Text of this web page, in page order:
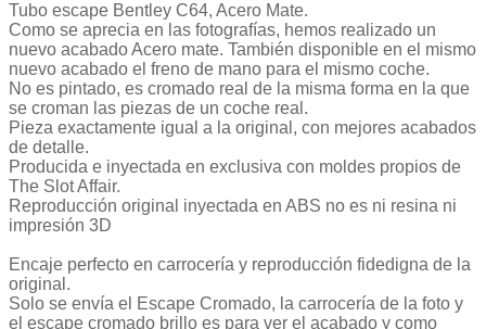
Tubo escape Bentley C64, Acero Mate.
Como se aprecia en las fotografías, hemos realizado un
nuevo acabado Acero mate. También disponible en el mismo
nuevo acabado el freno de mano para el mismo coche.
No es pintado, es cromado real de la misma forma en la que
se croman las piezas de un coche real.
Pieza exactamente igual a la original, con mejores acabados
de detalle.
Producida e inyectada en exclusiva con moldes propios de
The Slot Affair.
Reproducción original inyectada en ABS no es ni resina ni
impresión 3D
Encaje perfecto en carrocería y reproducción fidedigna de la
original.
Solo se envía el Escape Cromado, la carrocería de la foto y
el escape cromado brillo es para ver el acabado y como